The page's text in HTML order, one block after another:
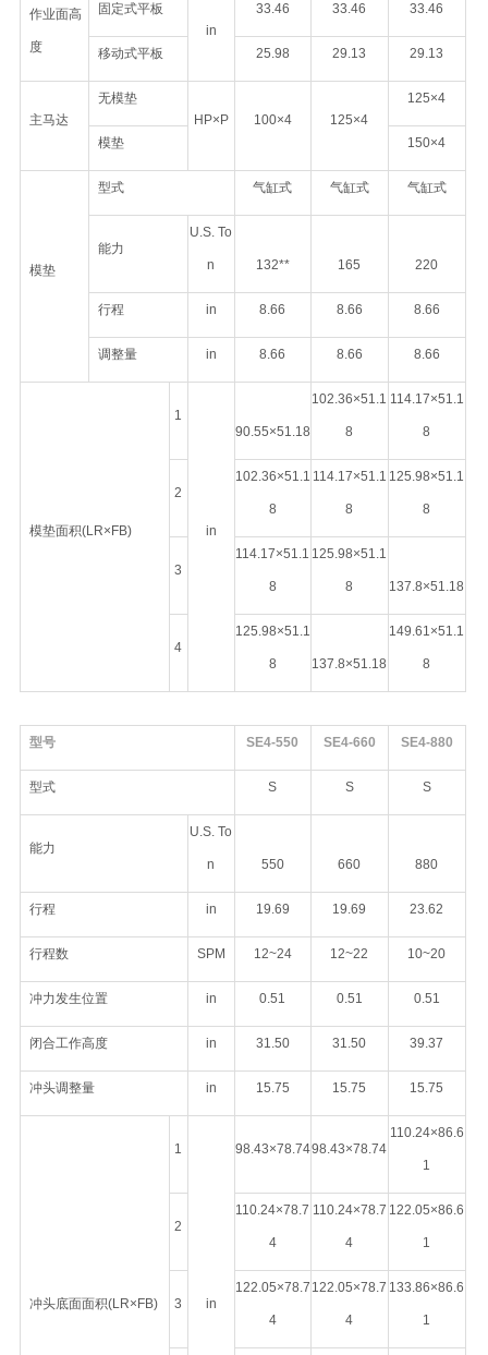
作业面高
度
固定式平板
in
33.46 33.46 33.46
移动式平板 25.98 29.13 29.13
主马达
无模垫
HP×P
100×4 125×4
125×4
模垫 150×4
模垫
型式 气缸式 气缸式 气缸式
能力
U.S. To
n 132** 165 220
行程 in 8.66 8.66 8.66
调整量 in 8.66 8.66 8.66
模垫面积(LR×FB)
1
in
90.55×51.18
102.36×51.1
8
114.17×51.1
8
2
102.36×51.1
8
114.17×51.1
8
125.98×51.1
8
3
114.17×51.1
8
125.98×51.1
8 137.8×51.18
4
125.98×51.1
8 137.8×51.18
149.61×51.1
8
型号 SE4-550 SE4-660 SE4-880
型式 S S S
能力
U.S. To
n 550 660 880
行程 in 19.69 19.69 23.62
行程数 SPM 12~24 12~22 10~20
冲力发生位置 in 0.51 0.51 0.51
闭合工作高度 in 31.50 31.50 39.37
冲头调整量 in 15.75 15.75 15.75
冲头底面面积(LR×FB)
1
in
98.43×78.7498.43×78.74
110.24×86.6
1
2
110.24×78.7
4
110.24×78.7
4
122.05×86.6
1
3
122.05×78.7
4
122.05×78.7
4
133.86×86.6
1